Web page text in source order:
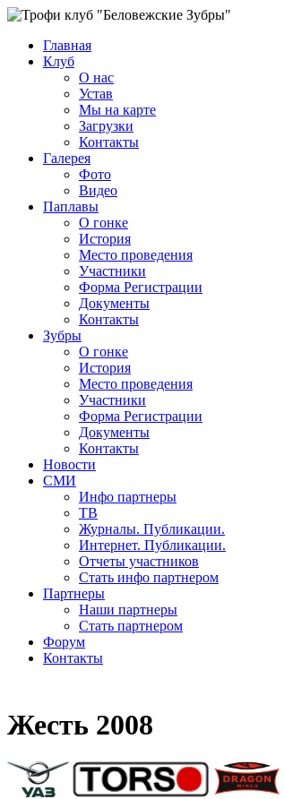
Главная
Клуб
О нас
Устав
Мы на карте
Загрузки
Контакты
Галерея
Фото
Видео
Паплавы
О гонке
История
Место проведения
Участники
Форма Регистрации
Документы
Контакты
Зубры
О гонке
История
Место проведения
Участники
Форма Регистрации
Документы
Контакты
Новости
СМИ
Инфо партнеры
ТВ
Журналы. Публикации.
Интернет. Публикации.
Отчеты участников
Стать инфо партнером
Партнеры
Наши партнеры
Стать партнером
Форум
Контакты
Жесть 2008